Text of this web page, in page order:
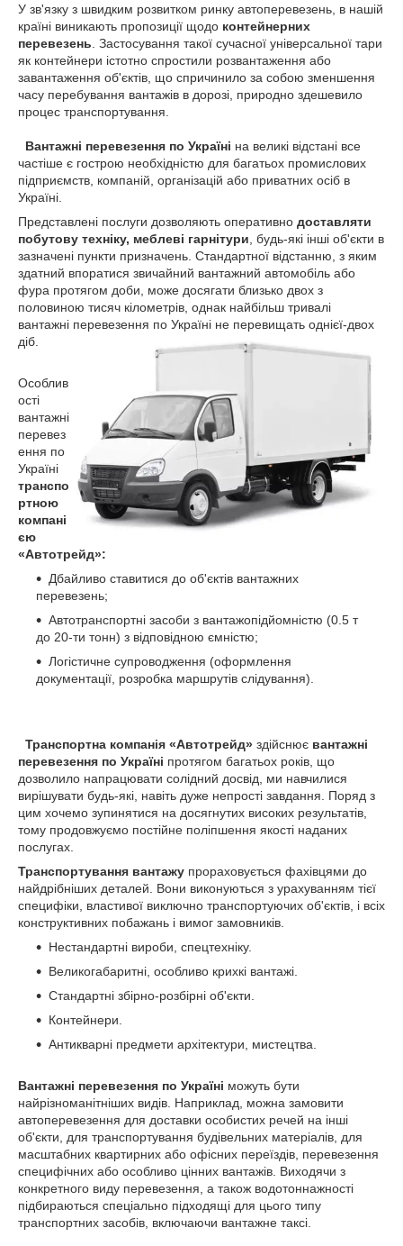
У зв'язку з швидким розвитком ринку автоперевезень, в нашій
країні виникають пропозиції щодо контейнерних
перевезень . Застосування такої сучасної універсальної тари
як контейнери істотно спростили розвантаження або
завантаження об'єктів, що спричинило за собою зменшення
часу перебування вантажів в дорозі, природно здешевило
процес транспортування.
Вантажні перевезення по Україні на великі відстані все
частіше є гострою необхідністю для багатьох промислових
підприємств, компаній, організацій або приватних осіб в
Україні.
Представлені послуги дозволяють оперативно доставляти
побутову техніку, меблеві гарнітури , будь-які інші об'єкти в
зазначені пункти призначень. Стандартної відстанню, з яким
здатний впоратися звичайний вантажний автомобіль або
фура протягом доби, може досягати близько двох з
половиною тисяч кілометрів, однак найбільш тривалі
вантажні перевезення по Україні не перевищать однієї-двох
діб.
Особлив
ості
вантажні
перевез
ення по
Україні
транспо
ртною
компані
єю
«Автотрейд»:
Дбайливо ставитися до об'єктів вантажних
перевезень;
Автотранспортні засоби з вантажопідйомністю (0.5 т
до 20-ти тонн) з відповідною ємністю;
Логістичне супроводження (оформлення
документації, розробка маршрутів слідування).
Транспортна компанія «Автотрейд» здійснює вантажні
перевезення по Україні протягом багатьох років, що
дозволило напрацювати солідний досвід, ми навчилися
вирішувати будь-які, навіть дуже непрості завдання. Поряд з
цим хочемо зупинятися на досягнутих високих результатів,
тому продовжуємо постійне поліпшення якості наданих
послугах.
Транспортування вантажу прораховується фахівцями до
найдрібніших деталей. Вони виконуються з урахуванням тієї
специфіки, властивої виключно транспортуючих об'єктів, і всіх
конструктивних побажань і вимог замовників.
Нестандартні вироби, спецтехніку.
Великогабаритні, особливо крихкі вантажі.
Стандартні збірно-розбірні об'єкти.
Контейнери.
Антикварні предмети архітектури, мистецтва.
Вантажні перевезення по Україні можуть бути
найрізноманітніших видів. Наприклад, можна замовити
автоперевезення для доставки особистих речей на інші
об'єкти, для транспортування будівельних матеріалів, для
масштабних квартирних або офісних переїздів, перевезення
специфічних або особливо цінних вантажів. Виходячи з
конкретного виду перевезення, а також водотоннажності
підбираються спеціально підходящі для цього типу
транспортних засобів, включаючи вантажне таксі.